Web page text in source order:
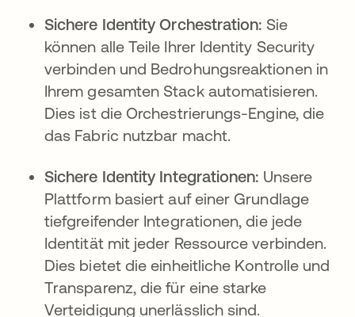
Sichere Identity Orchestration: Sie
können alle Teile Ihrer Identity Security
verbinden und Bedrohungsreaktionen in
Ihrem gesamten Stack automatisieren.
Dies ist die Orchestrierungs-Engine, die
das Fabric nutzbar macht.
Sichere Identity Integrationen: Unsere
Plattform basiert auf einer Grundlage
tiefgreifender Integrationen, die jede
Identität mit jeder Ressource verbinden.
Dies bietet die einheitliche Kontrolle und
Transparenz, die für eine starke
Verteidigung unerlässlich sind.